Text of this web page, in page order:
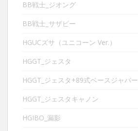
BB戦士_ジオング
BB戦士_サザビー
HGUCズサ（ユニコーン Ver.）
HGGT_ジェスタ
HGGT_ジェスタ+89式ベースジャバー
HGGT_ジェスタキャノン
HGIBO_漏影